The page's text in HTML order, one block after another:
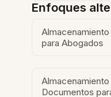
Enfoques
para Abogados
Documentos